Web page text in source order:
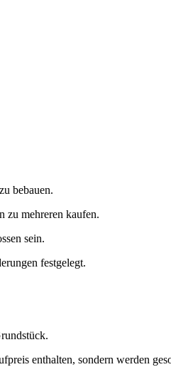
bebauen.
zu mehreren kaufen.
sein.
festgelegt.
enthalten, sondern werden